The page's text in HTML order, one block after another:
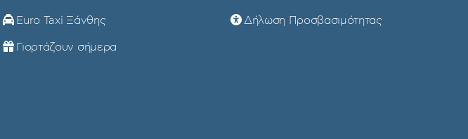
Euro Taxi Ξάνθης
Γιορτάζουν σήμερα
Δήλωση Προσβασιμότητας